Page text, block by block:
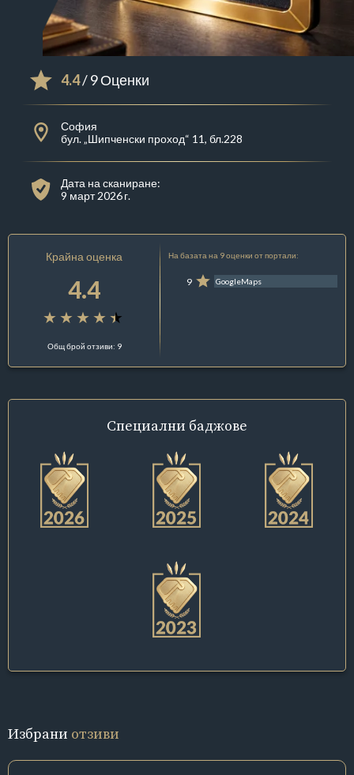
4.4/ 9 Оценки
София
бул. „Шипченски проход“ 11, бл.228
Дата на сканиране:
9 март 2026 г.
Крайна оценка
4.4
Общ брой отзиви: 9
На базата на 9 оценки от портали:
9 GoogleMaps
Специални баджове
Избрани отзиви